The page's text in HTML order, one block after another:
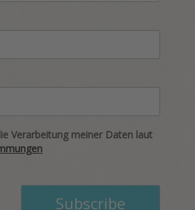
Verarbeitung meiner Daten laut